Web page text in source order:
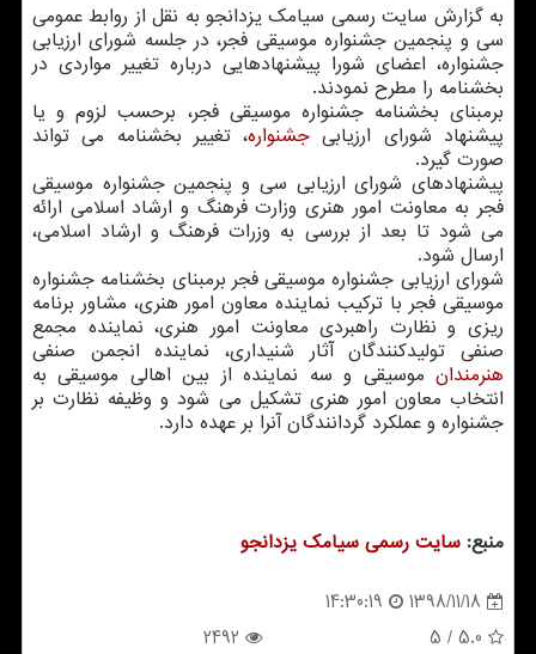
به گزارش سایت رسمی سیامك یزدانجو به نقل از روابط عمومی
سی و پنجمین جشنواره موسیقی فجر، در جلسه شورای ارزیابی
جشنواره، اعضای شورا پیشنهادهایی درباره تغییر مواردی در
بخشنامه را مطرح نمودند.
برمبنای بخشنامه جشنواره موسیقی فجر، برحسب لزوم و یا
پیشنهاد شورای ارزیابی جشنواره، تغییر بخشنامه می تواند
صورت گیرد.
پیشنهادهای شورای ارزیابی سی و پنجمین جشنواره موسیقی
فجر به معاونت امور هنری وزارت فرهنگ و ارشاد اسلامی ارائه
می شود تا بعد از بررسی به وزرات فرهنگ و ارشاد اسلامی،
ارسال شود.
شورای ارزیابی جشنواره موسیقی فجر برمبنای بخشنامه جشنواره
موسیقی فجر با تركیب نماینده معاون امور هنری، مشاور برنامه
ریزی و نظارت راهبردی معاونت امور هنری، نماینده مجمع
صنفی تولیدكنندگان آثار شنیداری، نماینده انجمن صنفی
هنرمندان موسیقی و سه نماینده از بین اهالی موسیقی به
انتخاب معاون امور هنری تشكیل می شود و وظیفه نظارت بر
جشنواره و عملكرد گردانندگان آنرا بر عهده دارد.
منبع: سایت رسمی سیامك یزدانجو
1398/11/18
14:30:19
5.0
/ 5
2492